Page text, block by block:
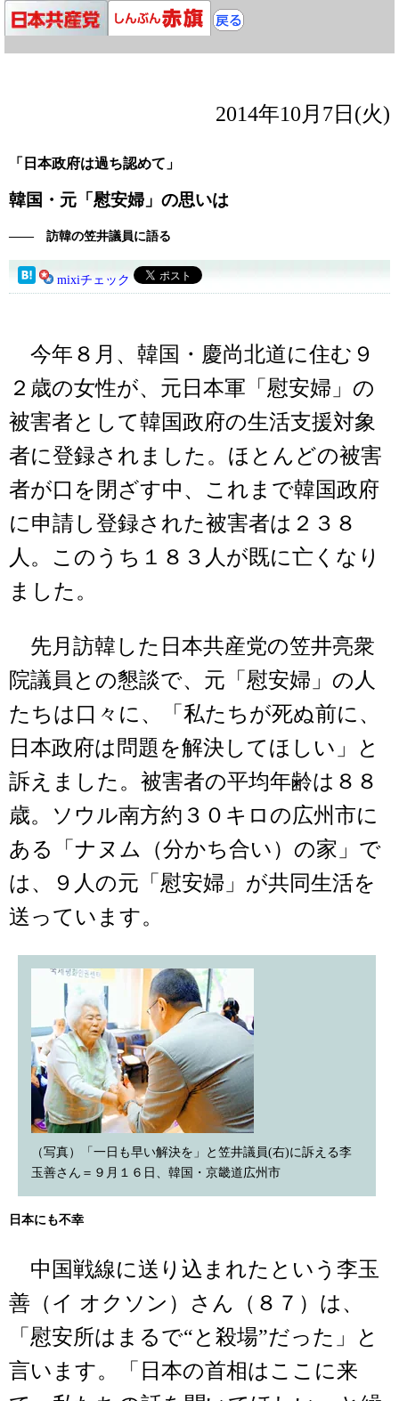
2014年10月7日(火)
「日本政府は過ち認めて」
韓国・元「慰安婦」の思いは
―― 訪韓の笠井議員に語る
mixiチェック
今年８月、韓国・慶尚北道に住む９
２歳の女性が、元日本軍「慰安婦」の
被害者として韓国政府の生活支援対象
者に登録されました。ほとんどの被害
者が口を閉ざす中、これまで韓国政府
に申請し登録された被害者は２３８
人。このうち１８３人が既に亡くなり
ました。
先月訪韓した日本共産党の笠井亮衆
院議員との懇談で、元「慰安婦」の人
たちは口々に、「私たちが死ぬ前に、
日本政府は問題を解決してほしい」と
訴えました。被害者の平均年齢は８８
歳。ソウル南方約３０キロの広州市に
ある「ナヌム（分かち合い）の家」で
は、９人の元「慰安婦」が共同生活を
送っています。
（写真）「一日も早い解決を」と笠井議員(右)に訴える李
玉善さん＝９月１６日、韓国・京畿道広州市
日本にも不幸
中国戦線に送り込まれたという李玉
善（イ オクソン）さん（８７）は、
「慰安所はまるで“と殺場”だった」と
言います。「日本の首相はここに来